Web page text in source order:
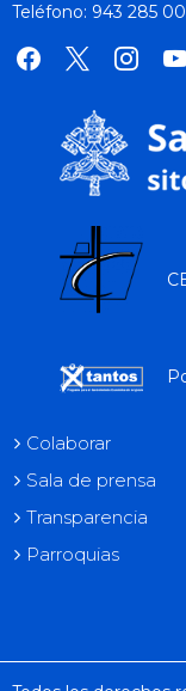
Teléfono: 943 285
facebook
x
Colaborar
Sala de prensa
Transparencia
Parroquias